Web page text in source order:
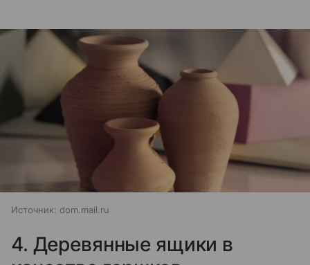
Источник: dom.mail.ru
4. Деревянные ящики в